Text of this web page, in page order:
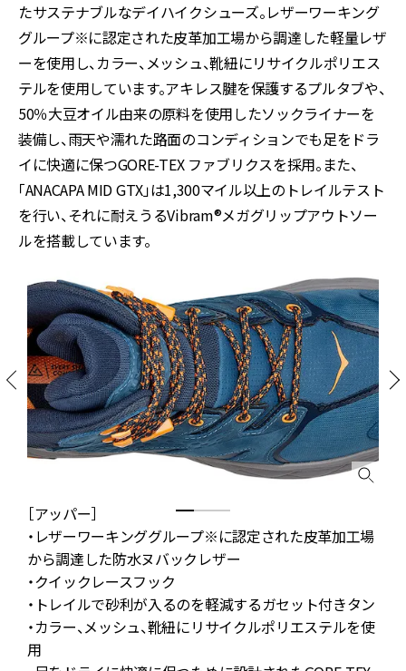
たサステナブルなデイハイクシューズ。レザーワーキング
グループ※に認定された皮革加工場から調達した軽量レザ
ーを使用し、カラー、メッシュ、靴紐にリサイクルポリエス
テルを使用しています。アキレス腱を保護するプルタブや、
50％大豆オイル由来の原料を使用したソックライナーを
装備し、雨天や濡れた路面のコンディションでも足をドラ
イに快適に保つGORE-TEX ファブリクスを採用。また、
「ANACAPA MID GTX」は1,300マイル以上のトレイルテスト
を行い、それに耐えうるVibram®メガグリップアウトソー
ルを搭載しています。
［アッパー］
・レザーワーキンググループ※に認定された皮革加工場
から調達した防水ヌバックレザー
・クイックレースフック
・トレイルで砂利が入るのを軽減するガセット付きタン
・カラー、メッシュ、靴紐にリサイクルポリエステルを使
用